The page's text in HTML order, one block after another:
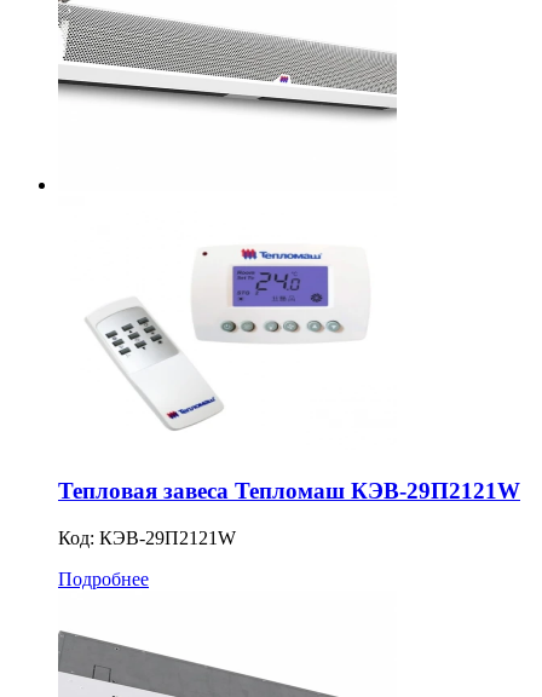
Тепловая завеса Тепломаш КЭВ-29П2121W
Код: КЭВ-29П2121W
Подробнее